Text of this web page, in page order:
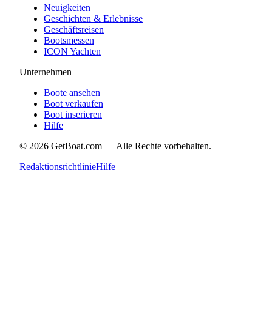
Neuigkeiten
Geschichten & Erlebnisse
Geschäftsreisen
Bootsmessen
ICON Yachten
Unternehmen
Boote ansehen
Boot verkaufen
Boot inserieren
Hilfe
© 2026 GetBoat.com — Alle Rechte vorbehalten.
RedaktionsrichtlinieHilfe